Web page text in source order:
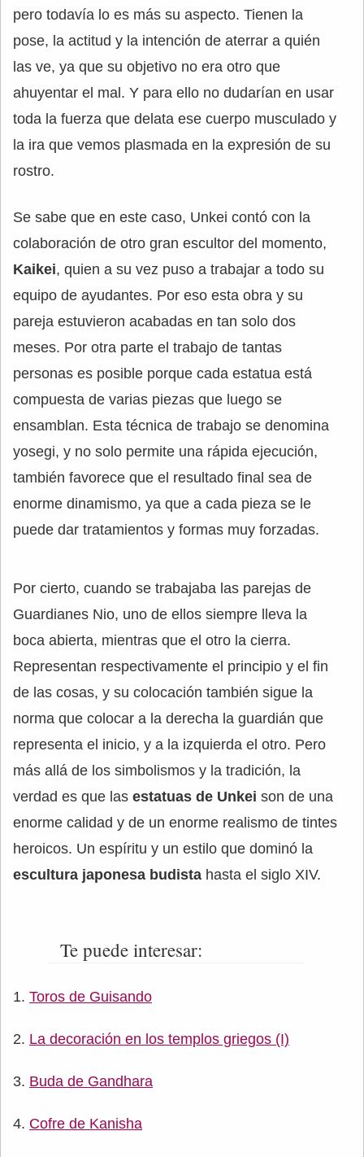
pero todavía lo es más su aspecto. Tienen la
pose, la actitud y la intención de aterrar a quién
las ve, ya que su objetivo no era otro que
ahuyentar el mal. Y para ello no dudarían en usar
toda la fuerza que delata ese cuerpo musculado y
la ira que vemos plasmada en la expresión de su
rostro.
Se sabe que en este caso, Unkei contó con la
colaboración de otro gran escultor del momento,
Kaikei, quien a su vez puso a trabajar a todo su
equipo de ayudantes. Por eso esta obra y su
pareja estuvieron acabadas en tan solo dos
meses. Por otra parte el trabajo de tantas
personas es posible porque cada estatua está
compuesta de varias piezas que luego se
ensamblan. Esta técnica de trabajo se denomina
yosegi, y no solo permite una rápida ejecución,
también favorece que el resultado final sea de
enorme dinamismo, ya que a cada pieza se le
puede dar tratamientos y formas muy forzadas.
Por cierto, cuando se trabajaba las parejas de
Guardianes Nio, uno de ellos siempre lleva la
boca abierta, mientras que el otro la cierra.
Representan respectivamente el principio y el fin
de las cosas, y su colocación también sigue la
norma que colocar a la derecha la guardián que
representa el inicio, y a la izquierda el otro. Pero
más allá de los simbolismos y la tradición, la
verdad es que las estatuas de Unkei son de una
enorme calidad y de un enorme realismo de tintes
heroicos. Un espíritu y un estilo que dominó la
escultura japonesa budista hasta el siglo XIV.
Te puede interesar:
Toros de Guisando
La decoración en los templos griegos (I)
Buda de Gandhara
Cofre de Kanisha